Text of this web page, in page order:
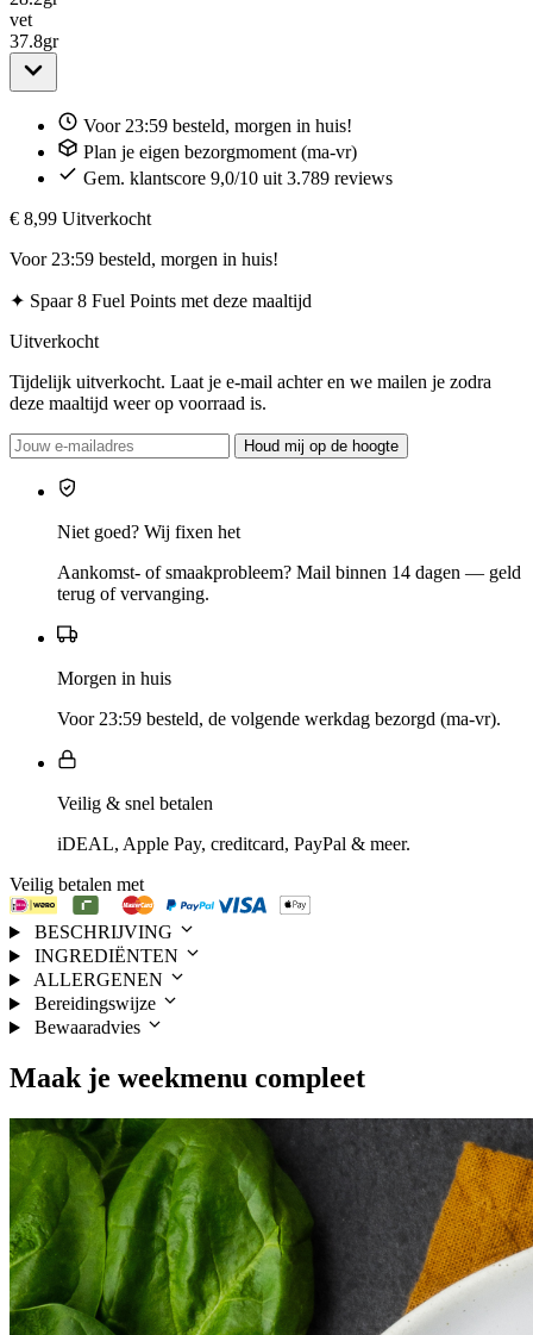
vet
37.8gr
Voor 23:59 besteld, morgen in huis!
Plan je eigen bezorgmoment (ma-vr)
Gem. klantscore 9,0/10 uit 3.789 reviews
€ 8,99 Uitverkocht
Voor 23:59 besteld, morgen in huis!
✦ Spaar 8 Fuel Points met deze maaltijd
Uitverkocht
Tijdelijk uitverkocht. Laat je e-mail achter en we mailen je zodra
deze maaltijd weer op voorraad is.
Houd mij op de hoogte
Niet goed? Wij fixen het
Aankomst- of smaakprobleem? Mail binnen 14 dagen — geld
terug of vervanging.
Morgen in huis
Voor 23:59 besteld, de volgende werkdag bezorgd (ma-vr).
Veilig & snel betalen
iDEAL, Apple Pay, creditcard, PayPal & meer.
Veilig betalen met
BESCHRIJVING
INGREDIËNTEN
ALLERGENEN
Bereidingswijze
Bewaaradvies
Maak je weekmenu compleet